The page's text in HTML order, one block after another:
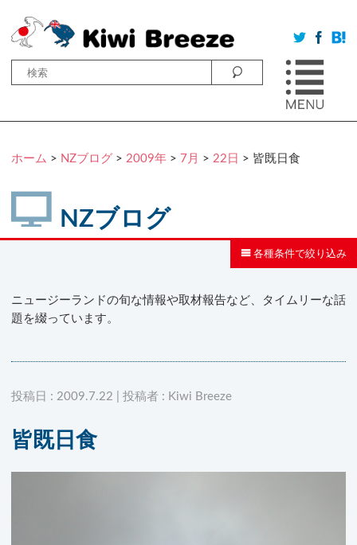
ホーム > NZブログ > 2009年 > 7月 > 22日 > 皆既日食
NZブログ
各種条件で絞り込み
ニュージーランドの旬な情報や取材報告など、タイムリーな話
題を綴っています。
投稿日 : 2009.7.22 | 投稿者 : Kiwi Breeze
皆既日食